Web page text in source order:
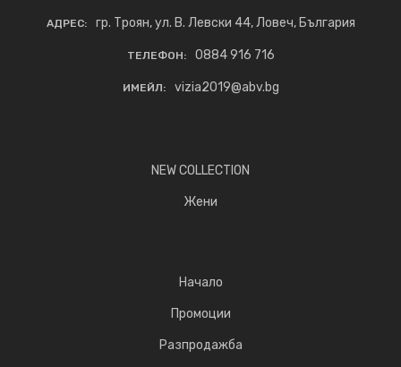
АДРЕС: гр. Троян, ул. В. Левски 44, Ловеч, България
ТЕЛЕФОН: 0884 916 716
ИМЕЙЛ: vizia2019@abv.bg
NEW COLLECTION
Жени
Начало
Промоции
Разпродажба